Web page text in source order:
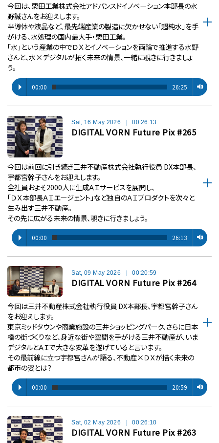
今回は、栗田工業株式会社アドバンスドイノベーション本部長の水
野誠さんをお迎えします。
半導体や液晶など、最先端産業の製造に欠かせない「超純水」を手
がける、水処理の国内最大手・栗田工業。
「水」という産業の中でＤＸとイノベーションを両輪で推進する水野
さんと、水×デジタルが拓く未来の情景、一緒に覗きに行きましょ
う。
00:00 26:25
Sat, 16 May 2026 00:26:13
DIGITAL VORN Future Pix #265
今回は前回に引き続き三井不動産株式会社執行役員 DX本部長、
宇都宮幹子さんをお迎えします。
全社員およそ2000人に生成ＡＩサービスを展開し、
「ＤＸ本部長ＡＩエージェント」など独自のＡＩプロダクトを次々と
生み出す三井不動産。
その先に広がる未来の情景、覗きに行きましょう。
00:00 26:13
Sat, 09 May 2026 | 00:20:59
DIGITAL VORN Future Pix #264
今回は三井不動産株式会社執行役員 DX本部長、宇都宮幹子さん
をお迎えします。
東京ミッドタウンや商業施設の三井ショッピングパーク、さらに日本
橋の街づくりなど、身近な街や空間を手がける三井不動産が、いま
デジタルとＡＩで大きな変革を遂げていると言います。
その最前線に立つ宇都宮さんが語る、不動産×ＤＸが描く未来の
都市の姿とは？
00:00 20:59
Sat, 02 May 2026 00:26:10
DIGITAL VORN Future Pix #263